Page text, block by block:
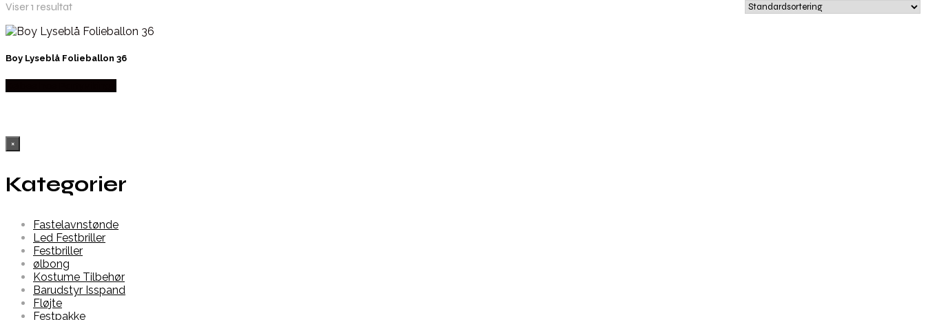
Viser 1 resultat
Boy Lyseblå Folieballon 36
×
Kategorier
Fastelavnstønde
Led Festbriller
Festbriller
ølbong
Kostume Tilbehør
Barudstyr Isspand
Fløjte
Festpakke